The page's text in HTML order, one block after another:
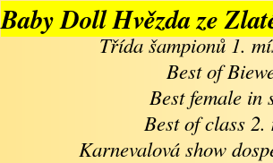
Baby Doll Hvězda ze
Třída šampionů 1.
Best of
Best female in
Best of class 2.
Karnevalová show